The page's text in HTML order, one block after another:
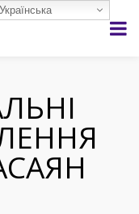
Українська